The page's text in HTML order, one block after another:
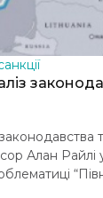
законодавства
Алан Райлі у
проблеми